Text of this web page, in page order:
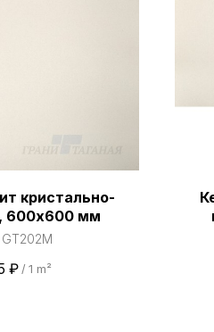
кристально-
600х600 мм
GT202M
₽ / 1 m²